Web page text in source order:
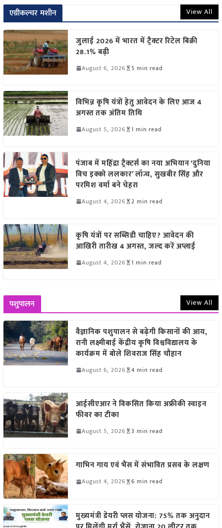
एग्रीकल्चर मशीन View All
जुलाई 2026 में भारत में ट्रैक्टर रिटेल बिक्री
28.1% बढ़ी
August 6, 2026 5 min read
विभिन्न कृषि यंत्रों हेतु आवेदन के लिए आज 4
अगस्त तक अंतिम तिथि
August 5, 2026 1 min read
पंजाब में महिंद्रा ट्रैक्टर्स का नया अभियान ‘दुनिया
विच इक्को ललकार’ लॉन्च, सुखबीर सिंह और
परमिश वर्मा बने चेहरा
August 4, 2026 2 min read
कृषि यंत्रों पर सब्सिडी चाहिए? आवेदन की
आखिरी तारीख 4 अगस्त, जल्द करें अप्लाई
August 4, 2026 1 min read
पशुपालन View All
वैज्ञानिक पशुपालन से बढ़ेगी किसानों की आय,
रानी लक्ष्मीबाई केंद्रीय कृषि विश्वविद्यालय के
कार्यक्रम में बोले शिवराज सिंह चौहान
August 6, 2026 4 min read
आईसीएआर ने विकसित किया अफ्रीकी स्वाइन
फीवर का टीका
August 5, 2026 3 min read
गाभिन गाय एवं भैंस में संभावित प्रसव के लक्षण
August 4, 2026 6 min read
मुख्यमंत्री डेयरी प्लस योजना: 75% तक अनुदान